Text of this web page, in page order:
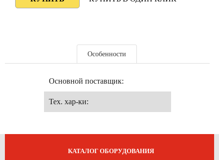
Особенности
Основной поставщик:
Тех. хар-ки:
КАТАЛОГ ОБОРУДОВАНИЯ